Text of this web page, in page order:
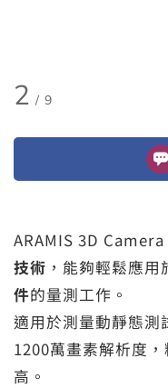
2 / 9
ARAMIS 3D
技術 ，能夠輕鬆應用
件的量測工作。
適用於測量動靜態測
1200萬畫素解析度
高。